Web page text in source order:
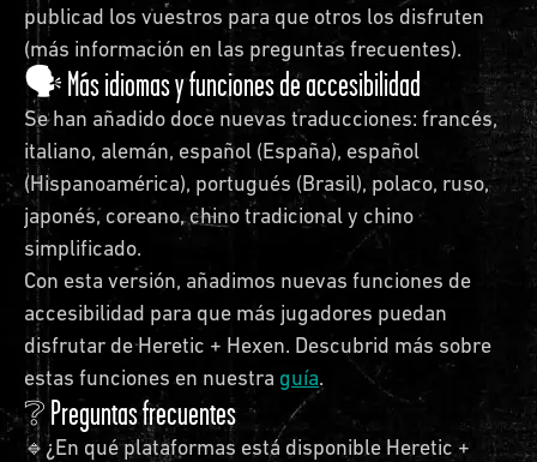
publicad los vuestros para que otros los disfruten
(más información en las preguntas frecuentes).
🗣 Más idiomas y funciones de accesibilidad
Se han añadido doce nuevas traducciones: francés,
italiano, alemán, español (España), español
(Hispanoamérica), portugués (Brasil), polaco, ruso,
japonés, coreano, chino tradicional y chino
simplificado.
Con esta versión, añadimos nuevas funciones de
accesibilidad para que más jugadores puedan
disfrutar de Heretic + Hexen. Descubrid más sobre
estas funciones en nuestra guía.
❔ Preguntas frecuentes
🔹¿En qué plataformas está disponible Heretic +